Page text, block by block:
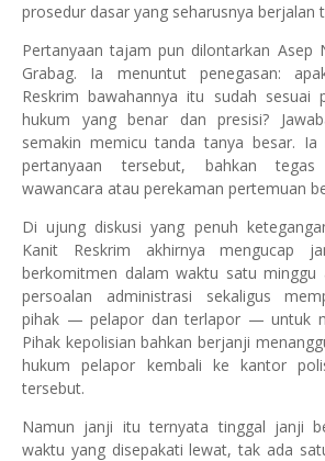
prosedur dasar yang seharusnya berjalan
Pertanyaan tajam pun dilontarkan Asep
Grabag. Ia menuntut penegasan:
Reskrim bawahannya itu sudah sesuai
hukum yang benar dan presisi?
semakin memicu tanda tanya besar. Ia
pertanyaan tersebut, bahkan
wawancara atau perekaman pertemuan
Di ujung diskusi yang penuh
Kanit Reskrim akhirnya mengucap
berkomitmen dalam waktu satu minggu
persoalan administrasi sekaligus
pihak — pelapor dan terlapor — untuk
Pihak kepolisian bahkan berjanji
hukum pelapor kembali ke kantor
tersebut.
Namun janji itu ternyata tinggal janji
waktu yang disepakati lewat, tak ada